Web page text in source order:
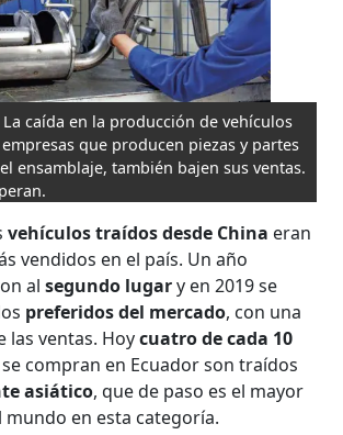
La caída en la producción de vehículos
que producen piezas y partes
ensamblaje, también bajen sus ventas.
vehículos traídos desde China eran
vendidos en el país. Un año
alsegundo lugary en 2019 se
preferidos del mercado, con una
las ventas. Hoycuatro de cada 10
compran en Ecuador son traídos
asiático, que de paso es el mayor
en esta categoría.